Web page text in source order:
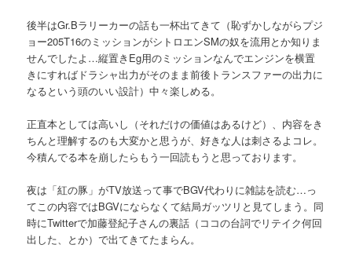
後半はGr.Bラリーカーの話も一杯出てきて（恥ずかしながらプジ
ョー205T16のミッションがシトロエンSMの奴を流用とか知りま
せんでしたよ…縦置きEg用のミッションなんでエンジンを横置
きにすればドラシャ出力がそのまま前後トランスファーの出力に
なるという頭のいい設計）中々楽しめる。
正直本としては高いし（それだけの価値はあるけど）、内容をき
ちんと理解するのも大変かと思うが、好きな人は刺さるよコレ。
今積んでる本を崩したらもう一回読もうと思っております。
夜は「紅の豚」がTV放送って事でBGV代わりに雑誌を読む…っ
てこの内容ではBGVにならなくて結局ガッツリと見てしまう。同
時にTwitterで加藤登紀子さんの裏話（ココの台詞でリテイク何回
出した、とか）で出てきてたまらん。